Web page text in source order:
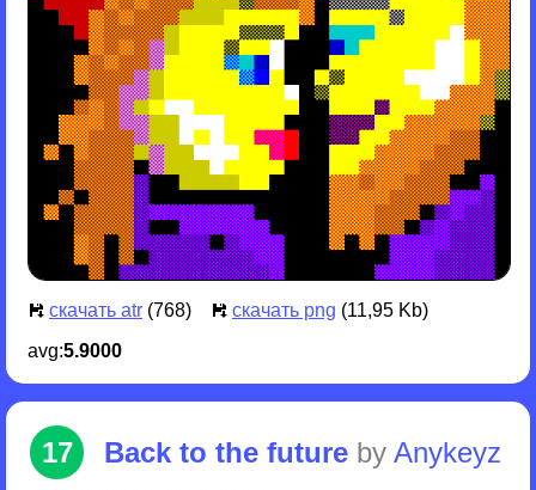
скачать atr (768) скачать png (11,95 Kb)
avg:5.9000
17 Back to the future by Anykeyz